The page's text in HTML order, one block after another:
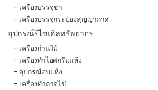
เครื่องบรรจุชา
เครื่องบรรจุกระป๋องสุญญากาศ
อุปกรณ์รีไซเคิลทรัพยากร
เครื่องถ่านไม้
เครื่องทำไอศกรีมแห้ง
อุปกรณ์อบแห้ง
เครื่องทำถาดไข่